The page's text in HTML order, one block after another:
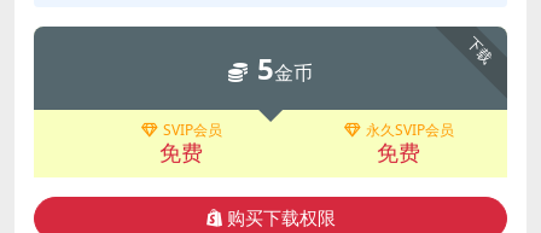
下载
5金币
SVIP会员
免费
永久SVIP会员
免费
购买下载权限